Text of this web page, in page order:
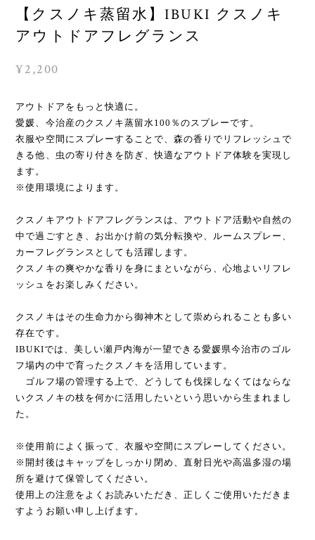
【クスノキ蒸留水】IBUKI クスノキ
アウトドアフレグランス
¥2,200
アウトドアをもっと快適に。
愛媛、今治産のクスノキ蒸留水100％のスプレーです。
衣服や空間にスプレーすることで、森の香りでリフレッシュで
きる他、虫の寄り付きを防ぎ、快適なアウトドア体験を実現し
ます。
※使用環境によります。
クスノキアウトドアフレグランスは、アウトドア活動や自然の
中で過ごすとき、お出かけ前の気分転換や、ルームスプレー、
カーフレグランスとしても活躍します。
クスノキの爽やかな香りを身にまといながら、心地よいリフレ
ッシュをお楽しみください。
クスノキはその生命力から御神木として崇められることも多い
存在です。
IBUKIでは、美しい瀬戸内海が一望できる愛媛県今治市のゴル
フ場内の中で育ったクスノキを活用しています。
ゴルフ場の管理する上で、どうしても伐採しなくてはならな
いクスノキの枝を何かに活用したいという思いから生まれまし
た。
※使用前によく振って、衣服や空間にスプレーしてください。
※開封後はキャップをしっかり閉め、直射日光や高温多湿の場
所を避けて保管してください。
使用上の注意をよくお読みいただき、正しくご使用いただきま
すようお願い申し上げます。